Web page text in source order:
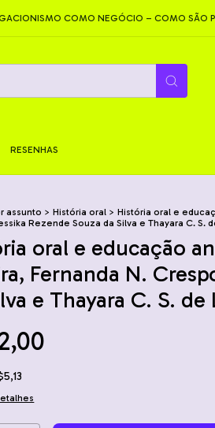
COMO NEGÓCIO – COMO SÃO
RESENHAS
assunto > História oral > História oral e
Rezende Souza da Silva e Thayara C. S.
oral e educação
Fernanda N.
e Thayara C. S. de